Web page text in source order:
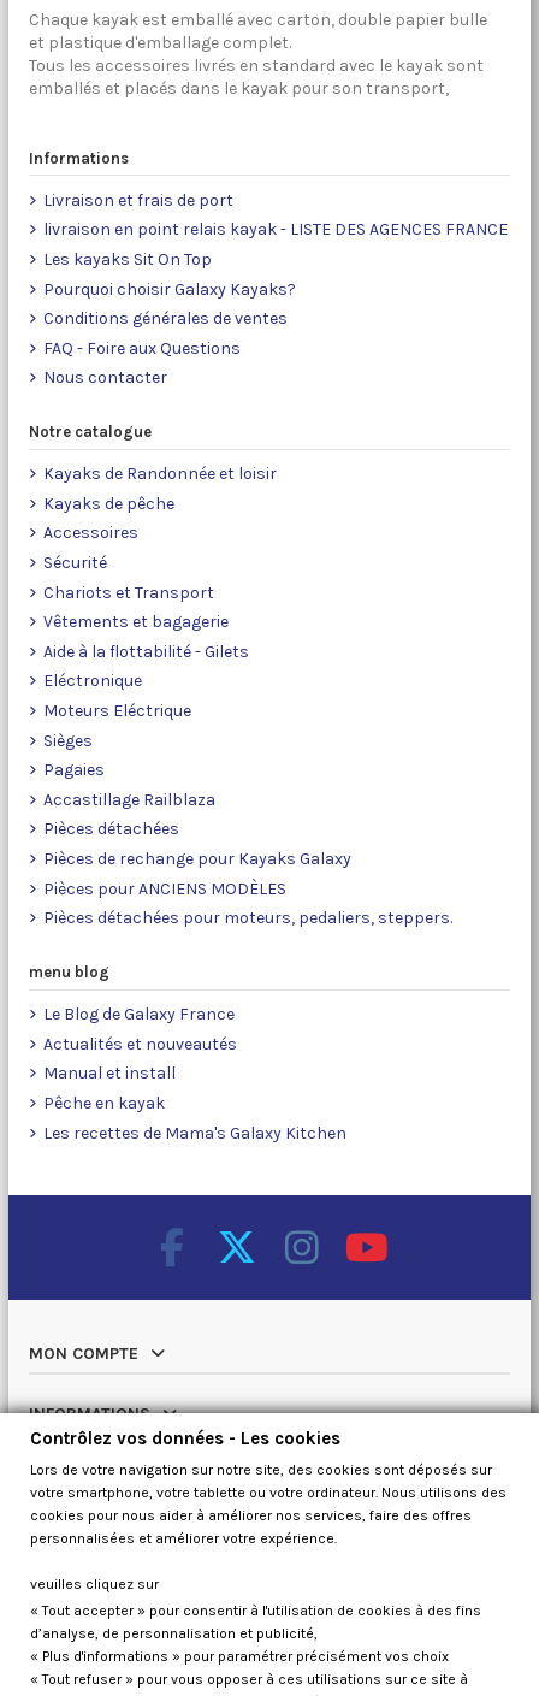
Chaque kayak est emballé avec carton, double papier bulle
et plastique d'emballage complet.
Tous les accessoires livrés en standard avec le kayak sont
emballés et placés dans le kayak pour son transport,
Informations
Livraison et frais de port
livraison en point relais kayak - LISTE DES AGENCES FRANCE
Les kayaks Sit On Top
Pourquoi choisir Galaxy Kayaks?
Conditions générales de ventes
FAQ - Foire aux Questions
Nous contacter
Notre catalogue
Kayaks de Randonnée et loisir
Kayaks de pêche
Accessoires
Sécurité
Chariots et Transport
Vêtements et bagagerie
Aide à la flottabilité - Gilets
Eléctronique
Moteurs Eléctrique
Sièges
Pagaies
Accastillage Railblaza
Pièces détachées
Pièces de rechange pour Kayaks Galaxy
Pièces pour ANCIENS MODÈLES
Pièces détachées pour moteurs, pedaliers, steppers.
menu blog
Le Blog de Galaxy France
Actualités et nouveautés
Manual et install
Pêche en kayak
Les recettes de Mama's Galaxy Kitchen
MON COMPTE
INFORMATIONS
NOTRE CATALOGUE
QUI SOMMES NOUS
Contrôlez vos données
Contrôlez vos données - Les cookies
Lors de votre navigation sur notre site, des cookies sont déposés sur
votre smartphone, votre tablette ou votre ordinateur. Nous utilisons des
cookies pour nous aider à améliorer nos services, faire des offres
personnalisées et améliorer votre expérience.
veuilles cliquez sur
« Tout accepter » pour consentir à l'utilisation de cookies à des fins
d’analyse, de personnalisation et publicité,
« Plus d'informations » pour paramétrer précisément vos choix
« Tout refuser » pour vous opposer à ces utilisations sur ce site à